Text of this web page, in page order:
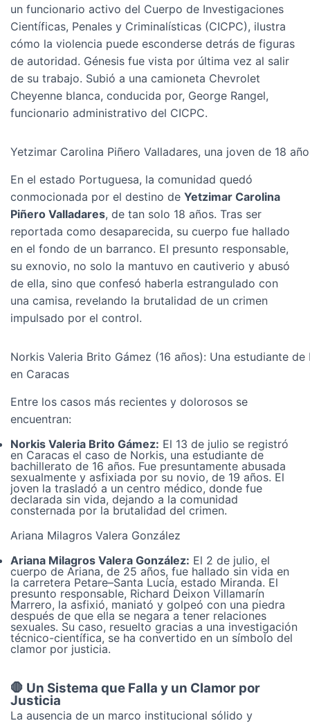
un funcionario activo del Cuerpo de Investigaciones
Científicas, Penales y Criminalísticas (CICPC), ilustra
cómo la violencia puede esconderse detrás de figuras
de autoridad. Génesis fue vista por última vez al salir
de su trabajo. Subió a una camioneta Chevrolet
Cheyenne blanca, conducida por, George Rangel,
funcionario administrativo del CICPC.
Yetzimar Carolina Piñero Valladares, una joven de 18
En el estado Portuguesa, la comunidad quedó
conmocionada por el destino de Yetzimar Carolina
Piñero Valladares, de tan solo 18 años. Tras ser
reportada como desaparecida, su cuerpo fue hallado
en el fondo de un barranco. El presunto responsable,
su exnovio, no solo la mantuvo en cautiverio y abusó
de ella, sino que confesó haberla estrangulado con
una camisa, revelando la brutalidad de un crimen
impulsado por el control.
Norkis Valeria Brito Gámez (16 años): Una estudiante
en Caracas
Entre los casos más recientes y dolorosos se
encuentran:
Norkis Valeria Brito Gámez: El 13 de julio se registró
en Caracas el caso de Norkis, una estudiante de
bachillerato de 16 años. Fue presuntamente abusada
sexualmente y asfixiada por su novio, de 19 años. El
joven la trasladó a un centro médico, donde fue
declarada sin vida, dejando a la comunidad
consternada por la brutalidad del crimen.
Ariana Milagros Valera González
Ariana Milagros Valera González: El 2 de julio, el
cuerpo de Ariana, de 25 años, fue hallado sin vida en
la carretera Petare–Santa Lucía, estado Miranda. El
presunto responsable, Richard Deixon Villamarín
Marrero, la asfixió, maniató y golpeó con una piedra
después de que ella se negara a tener relaciones
sexuales. Su caso, resuelto gracias a una investigación
técnico-científica, se ha convertido en un símbolo del
clamor por justicia.
🛑 Un Sistema que Falla y un Clamor por
Justicia
La ausencia de un marco institucional sólido y